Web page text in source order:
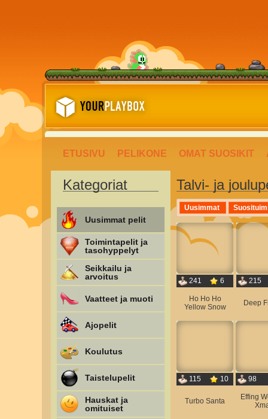
ETUSIVU PELIKONE OMAT SUOSIKIT
Kategoriat
Uusimmat pelit
Toimintapelit ja
tasohyppelyt
Seikkailu ja
arvoitus
Vaatteet ja muoti
Ajopelit
Koulutus
Taistelupelit
Hauskat ja
omituiset
Talvi- ja
241 6
Ho Ho Ho
Yellow Snow
215
Deep
115 10
Turbo Santa
98
Effing